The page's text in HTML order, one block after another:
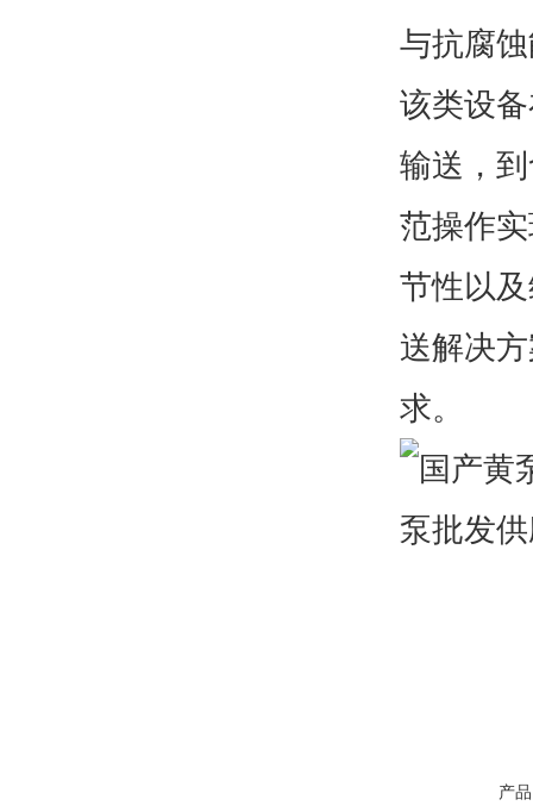
与抗腐
该类设
输送，
范操作
节性以
送解决
求。
产